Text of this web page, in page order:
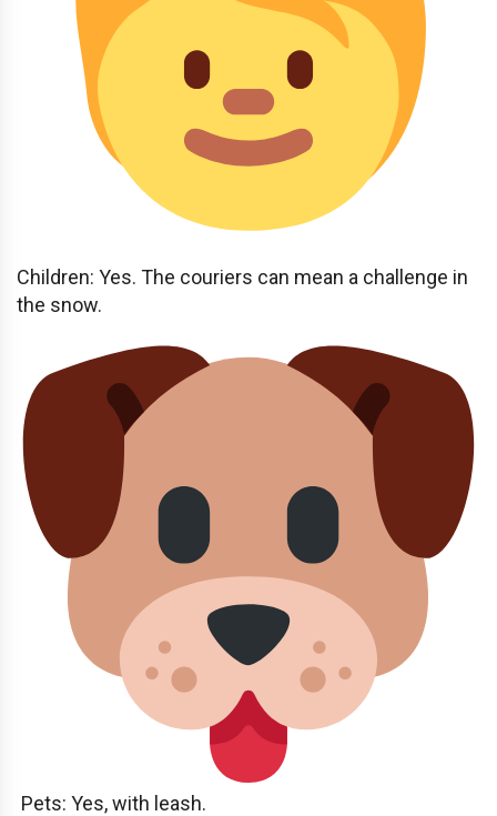
Children: Yes. The couriers can mean a challenge in
the snow.
Pets: Yes, with leash.